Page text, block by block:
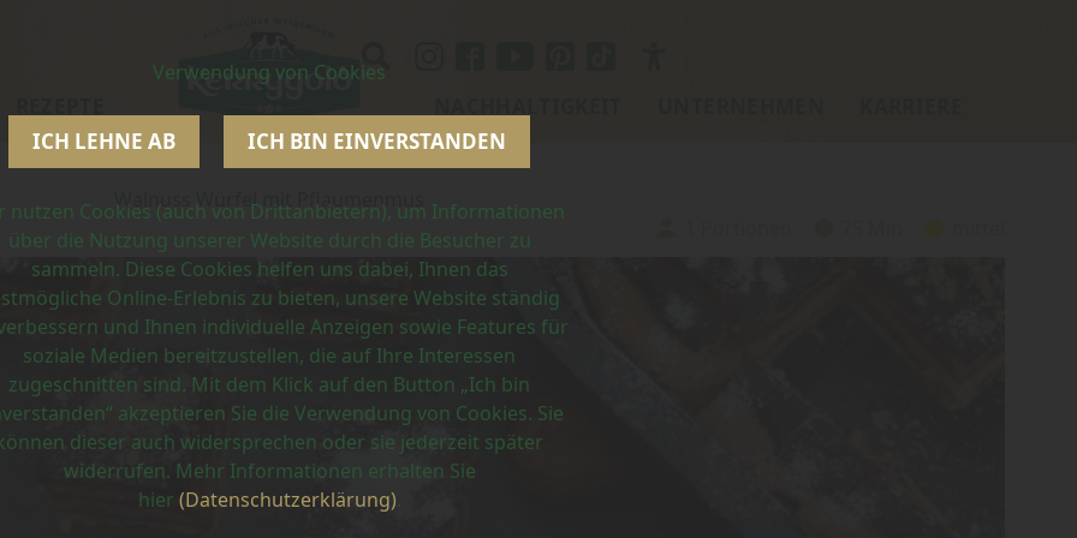
Verwendung von Cookies
ICH LEHNE AB ICH BIN EINVERSTANDEN
nutzen Cookies (auch von Drittanbietern), um Informationen
über die Nutzung unserer Website durch die Besucher zu
sammeln. Diese Cookies helfen uns dabei, Ihnen das
Online-Erlebnis zu bieten, unsere Website ständig
und Ihnen individuelle Anzeigen sowie Features für
soziale Medien bereitzustellen, die auf Ihre Interessen
zugeschnitten sind. Mit dem Klick auf den Button „Ich bin
akzeptieren Sie die Verwendung von Cookies. Sie
dieser auch widersprechen oder sie jederzeit später
widerrufen. Mehr Informationen erhalten Sie
hier (Datenschutzerklärung).
Walnuss Würfel mit Pflaumenmus